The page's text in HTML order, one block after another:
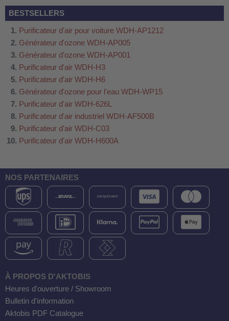
BESTSELLERS
Purificateur d'air pour voiture WDH-AP1212
Générateur d'ozone WDH-AP005
Générateur d'ozone WDH-AP001
Purificateur d'air WDH-H3
Purificateur d'air WDH-H6
Générateur d'ozone pour l'eau WDH-WP15
Purificateur d'air WDH-626L
Purificateur d'air industriel WDH-AF500B
Purificateur d'air WDH-C03
Purificateur d'air WDH-H600A
NOS PARTENAIRES
À PROPOS D'AKTOBIS
Heures d'ouverture / Showroom
Bulletin d'information
Aktobis PDF Catalogue